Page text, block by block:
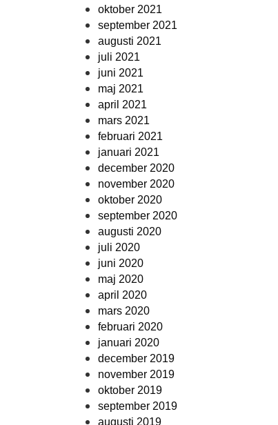
oktober 2021
september 2021
augusti 2021
juli 2021
juni 2021
maj 2021
april 2021
mars 2021
februari 2021
januari 2021
december 2020
november 2020
oktober 2020
september 2020
augusti 2020
juli 2020
juni 2020
maj 2020
april 2020
mars 2020
februari 2020
januari 2020
december 2019
november 2019
oktober 2019
september 2019
augusti 2019